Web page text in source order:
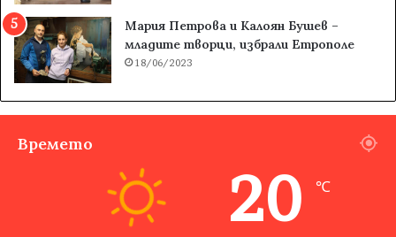
Мария Петрова и Калоян Бушев –
младите творци, избрали Етрополе
18/06/2023
Времето
20 ℃